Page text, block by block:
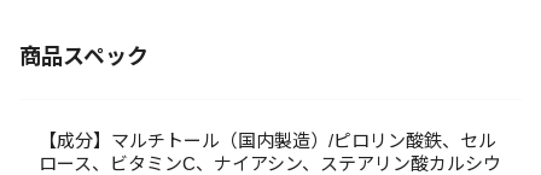
商品スペック
【成分】マルチトール（国内製造）/ピロリン酸鉄、セル
ロース、ビタミンC、ナイアシン、ステアリン酸カルシウ